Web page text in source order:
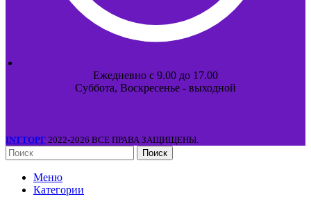
Ежедневно с 9.00 до 17.00
Суббота, Воскресенье - выходной
INTТОРГ 2022-2026 ВСЕ ПРАВА ЗАЩИЩЕНЫ.
Поиск
Меню
Категории